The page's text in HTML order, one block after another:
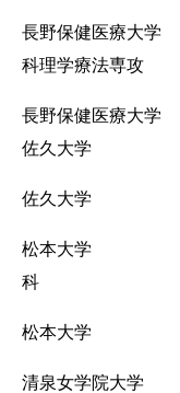
長野保健医療大学
科理学療法専攻
長野保健医療大学
佐久大学 人間
佐久大学 看
松本大学 総合
科
松本大学 教
清泉女学院大学